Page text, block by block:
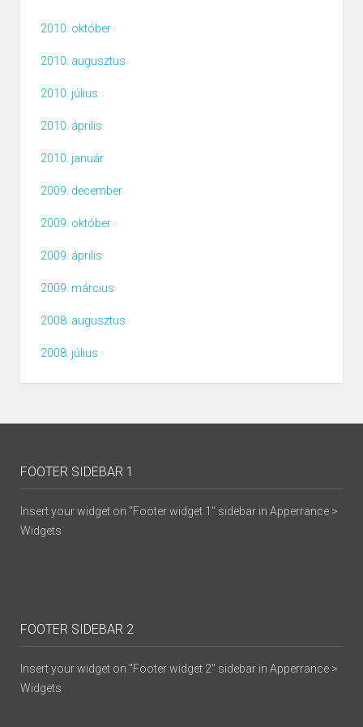
2010. október
2010. augusztus
2010. július
2010. április
2010. január
2009. december
2009. október
2009. április
2009. március
2008. augusztus
2008. július
FOOTER SIDEBAR 1
Insert your widget on "Footer widget 1" sidebar in Apperrance >
Widgets
FOOTER SIDEBAR 2
Insert your widget on "Footer widget 2" sidebar in Apperrance >
Widgets